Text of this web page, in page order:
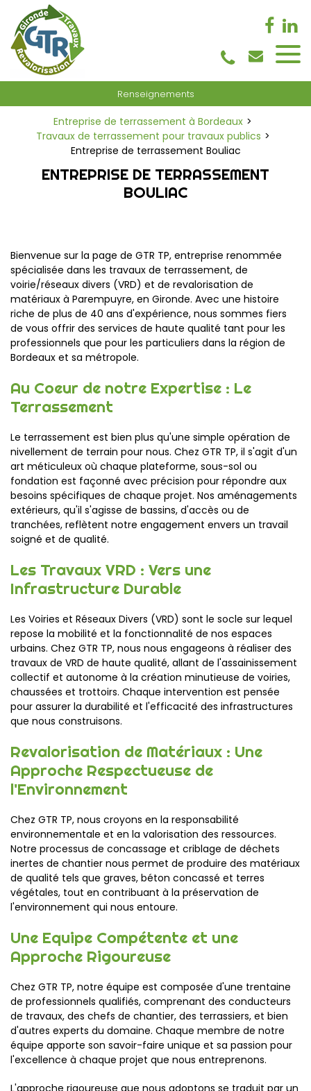
Renseignements
Entreprise de terrassement à Bordeaux
Travaux de terrassement pour travaux publics
Entreprise de terrassement Bouliac
ENTREPRISE DE TERRASSEMENT
BOULIAC
Bienvenue sur la page de GTR TP, entreprise renommée
spécialisée dans les travaux de terrassement, de
voirie/réseaux divers (VRD) et de revalorisation de
matériaux à Parempuyre, en Gironde. Avec une histoire
riche de plus de 40 ans d'expérience, nous sommes fiers
de vous offrir des services de haute qualité tant pour les
professionnels que pour les particuliers dans la région de
Bordeaux et sa métropole.
Au Coeur de notre Expertise : Le
Terrassement
Le terrassement est bien plus qu'une simple opération de
nivellement de terrain pour nous. Chez GTR TP, il s'agit d'un
art méticuleux où chaque plateforme, sous-sol ou
fondation est façonné avec précision pour répondre aux
besoins spécifiques de chaque projet. Nos aménagements
extérieurs, qu'il s'agisse de bassins, d'accès ou de
tranchées, reflètent notre engagement envers un travail
soigné et de qualité.
Les Travaux VRD : Vers une
Infrastructure Durable
Les Voiries et Réseaux Divers (VRD) sont le socle sur lequel
repose la mobilité et la fonctionnalité de nos espaces
urbains. Chez GTR TP, nous nous engageons à réaliser des
travaux de VRD de haute qualité, allant de l'assainissement
collectif et autonome à la création minutieuse de voiries,
chaussées et trottoirs. Chaque intervention est pensée
pour assurer la durabilité et l'efficacité des infrastructures
que nous construisons.
Revalorisation de Matériaux : Une
Approche Respectueuse de
l'Environnement
Chez GTR TP, nous croyons en la responsabilité
environnementale et en la valorisation des ressources.
Notre processus de concassage et criblage de déchets
inertes de chantier nous permet de produire des matériaux
de qualité tels que graves, béton concassé et terres
végétales, tout en contribuant à la préservation de
l'environnement qui nous entoure.
Une Equipe Compétente et une
Approche Rigoureuse
Chez GTR TP, notre équipe est composée d'une trentaine
de professionnels qualifiés, comprenant des conducteurs
de travaux, des chefs de chantier, des terrassiers, et bien
d'autres experts du domaine. Chaque membre de notre
équipe apporte son savoir-faire unique et sa passion pour
l'excellence à chaque projet que nous entreprenons.
L'approche rigoureuse que nous adoptons se traduit par un
Panneau de gestion des cookies